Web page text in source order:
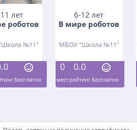
лет
роботов
№11"
Бесплатно
6-12 лет
В мире роботов
МБОУ "Школа №11"
0 0.0
мест рейтинг Бесплатно